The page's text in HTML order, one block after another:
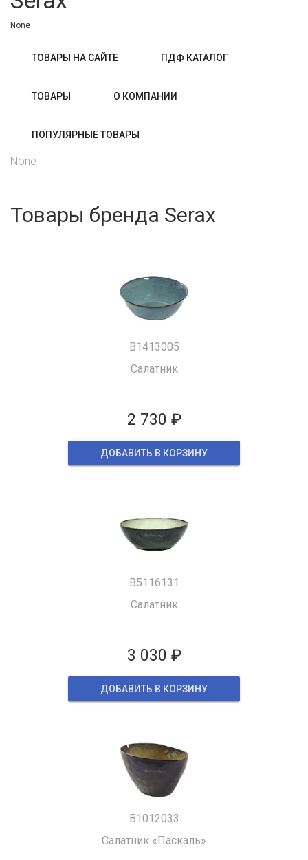
None
ТОВАРЫ НА САЙТЕ ПДФ КАТАЛОГ
ТОВАРЫ О КОМПАНИИ
ПОПУЛЯРНЫЕ ТОВАРЫ
None
Товары бренда Serax
B1413005
Салатник
2 730 ₽
ДОБАВИТЬ В КОРЗИНУ
B5116131
Салатник
3 030 ₽
ДОБАВИТЬ В КОРЗИНУ
B1012033
Салатник «Паскаль»